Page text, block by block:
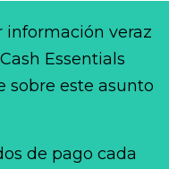
información veraz
Essentials
sobre este asunto
de pago cada